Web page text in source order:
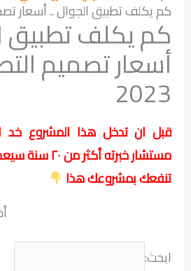
كم يكلف تطبيق الجوال .. أسعار تصميم
كم يكلف تطبيق
أسعار تصميم
2023
قبل ان تدخل هذا المشروع خد
مستشار خبرته
تنفعك بمشروعك هذا
ابحث: